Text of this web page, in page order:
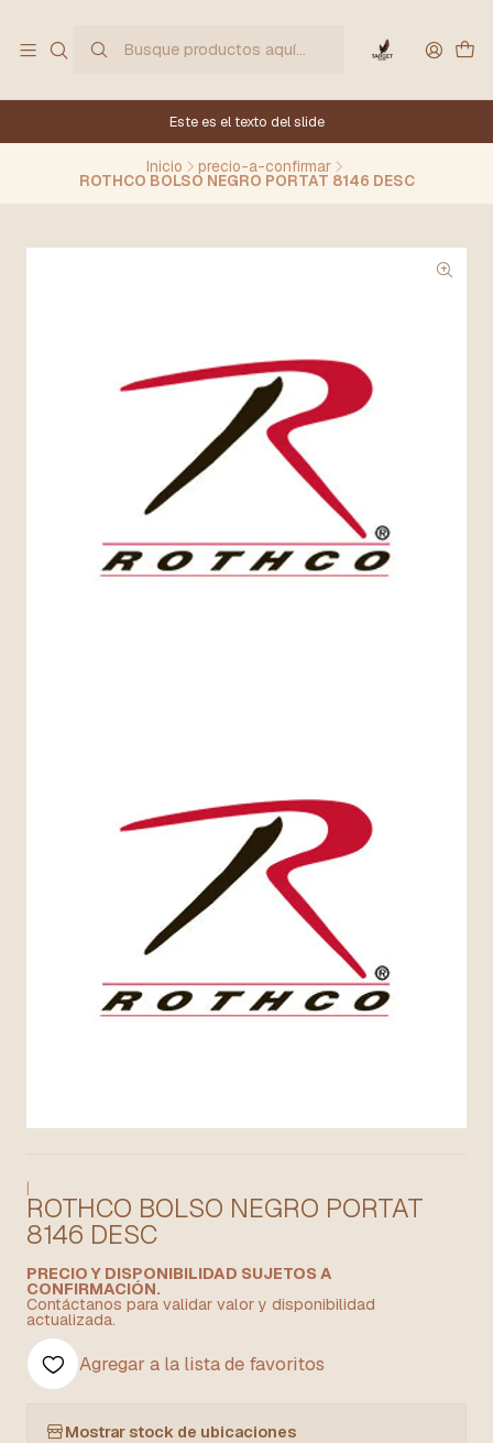
Este es el texto del slide
Inicio precio-a-confirmar
ROTHCO BOLSO NEGRO PORTAT 8146 DESC
|
ROTHCO BOLSO NEGRO PORTAT
8146 DESC
PRECIO Y DISPONIBILIDAD SUJETOS A
CONFIRMACIÓN.
Contáctanos para validar valor y disponibilidad
actualizada.
Agregar a la lista de favoritos
Mostrar stock de ubicaciones